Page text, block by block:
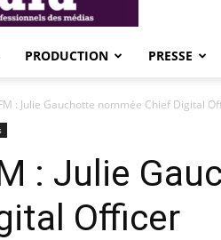
PRODUCTION PRESSE
: Julie Gauchotte nommée Chief Digital
: Julie
Officer